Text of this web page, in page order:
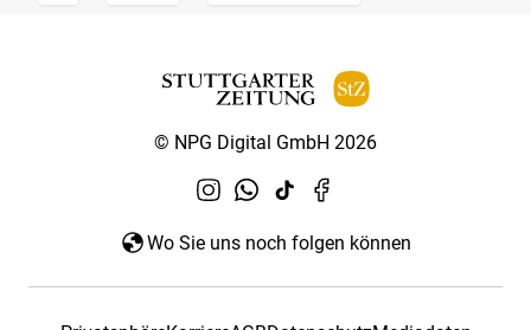
© NPG Digital GmbH 2026
Wo Sie uns noch folgen können